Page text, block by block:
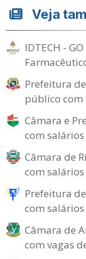
Veja
IDTECH -
Prefeitura
público com
Câmara e
com salários
Câmara de
com salários
Prefeitura
com salários
Câmara de
com vagas